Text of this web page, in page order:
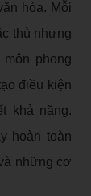
hóa. Mỗi
thù nhưng
phong
điều kiện
khả năng.
hoàn toàn
những cơ